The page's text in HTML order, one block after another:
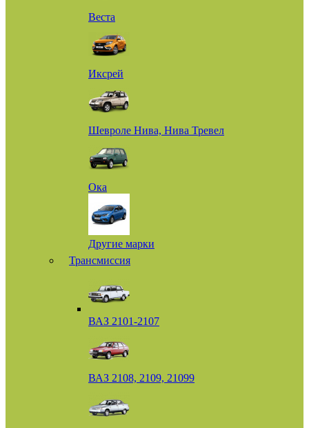
Веста
Иксрей
Шевроле Нива, Нива Тревел
Ока
Другие марки
Трансмиссия
ВАЗ 2101-2107
ВАЗ 2108, 2109, 21099